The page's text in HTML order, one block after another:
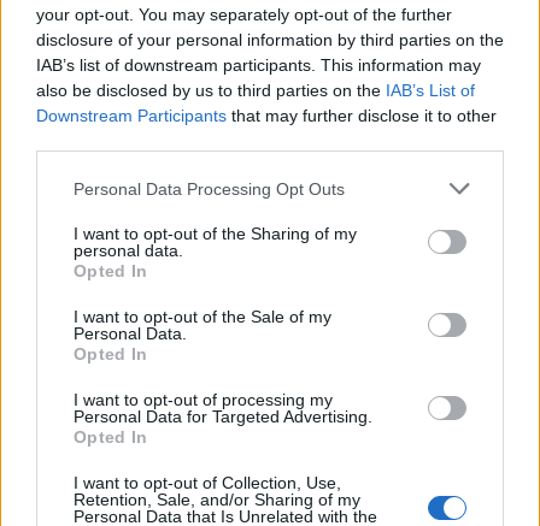
your opt-out. You may separately opt-out of the further
disclosure of your personal information by third parties on the
IAB’s list of downstream participants. This information may
also be disclosed by us to third parties on the IAB’s List of
Downstream Participants that may further disclose it to other
Please note that this website/app uses one or more Google
not limited to your visit or usage behaviour. You may click to
grant or deny consent to Google and its third-party tags to
use your data for below specified purposes in below Google
consent section.
Personal Data Processing Opt Outs
I want to opt-out of the Sharing of my
personal data.
Opted In
I want to opt-out of the Sale of my
Personal Data.
Opted In
I want to opt-out of processing my
Personal Data for Targeted Advertising.
Opted In
I want to opt-out of Collection, Use,
Retention, Sale, and/or Sharing of my
Personal Data that Is Unrelated with the
Inviaci le tue segnalazioni,
i tuoi video e le tue foto
Su WhatsApp al numero +39
345 356 7512
Ricevi le nostre ultime news
Condividi l'articolo